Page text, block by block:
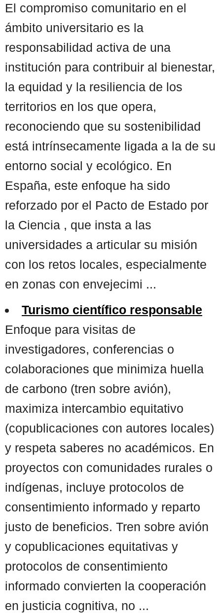
El compromiso comunitario en el
ámbito universitario es la
responsabilidad activa de una
institución para contribuir al bienestar,
la equidad y la resiliencia de los
territorios en los que opera,
reconociendo que su sostenibilidad
está intrínsecamente ligada a la de su
entorno social y ecológico. En
España, este enfoque ha sido
reforzado por el Pacto de Estado por
la Ciencia , que insta a las
universidades a articular su misión
con los retos locales, especialmente
en zonas con envejecimi ...
Turismo científico responsable
Enfoque para visitas de
investigadores, conferencias o
colaboraciones que minimiza huella
de carbono (tren sobre avión),
maximiza intercambio equitativo
(copublicaciones con autores locales)
y respeta saberes no académicos. En
proyectos con comunidades rurales o
indígenas, incluye protocolos de
consentimiento informado y reparto
justo de beneficios. Tren sobre avión
y copublicaciones equitativas y
protocolos de consentimiento
informado convierten la cooperación
en justicia cognitiva, no ...